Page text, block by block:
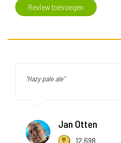
Review toevoegen
"Hazy pale ale"
Jan Otten
12.698